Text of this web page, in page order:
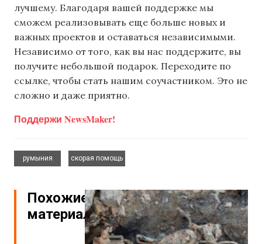
лучшему. Благодаря вашей поддержке мы
сможем реализовывать еще больше новых и
важных проектов и оставаться независимыми.
Независимо от того, как вы нас поддержите, вы
получите небольшой подарок. Переходите по
ссылке, чтобы стать нашим соучастником. Это не
сложно и даже приятно.
Поддержи NewsMaker!
румыния
скорая помощь
Похожие
материалы